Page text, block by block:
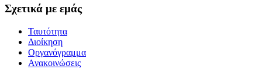
Σχετικά με εμάς
Ταυτότητα
Διοίκηση
Οργανόγραμμα
Ανακοινώσεις